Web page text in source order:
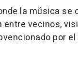
la música se
entre vecinos,
por el